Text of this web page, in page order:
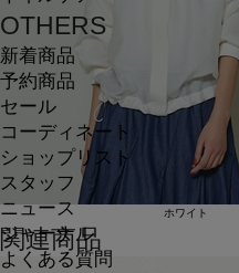
OTHERS
新着商品
予約商品
セール
コーディネート
ショップリスト
スタッフ
ニュース
ジャーナル
よくある質問
ホワイト
関連商品